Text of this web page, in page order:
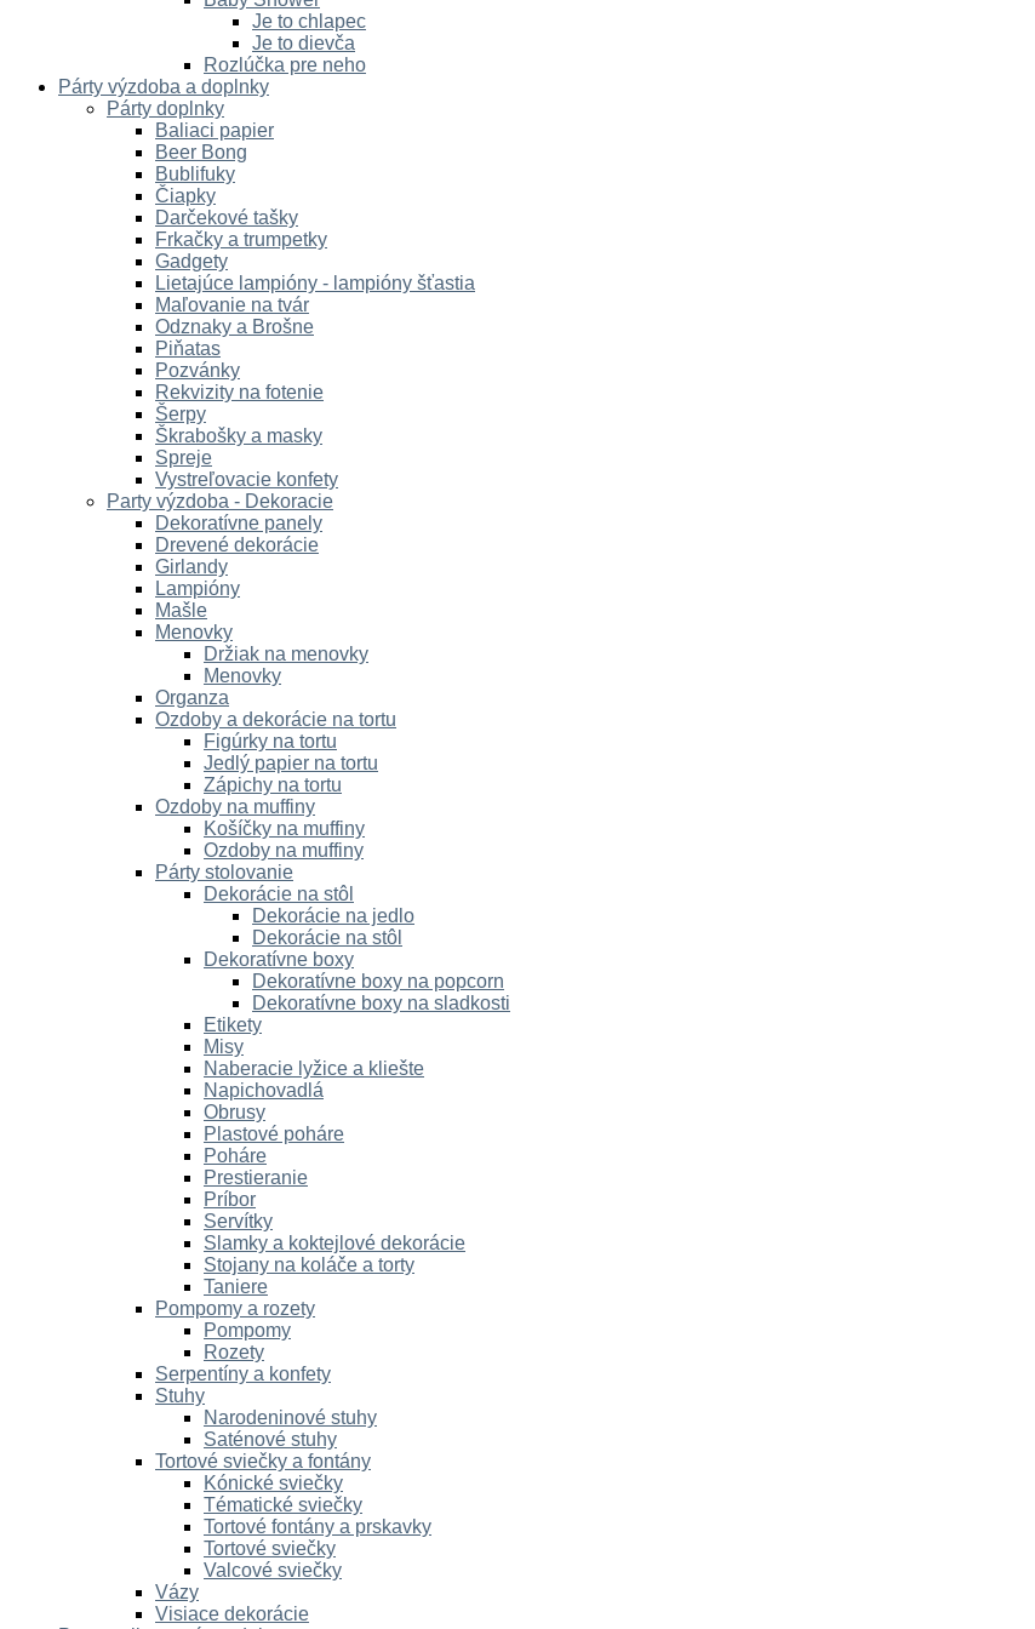
Je to chlapec
Je to dievča
Rozlúčka pre neho
Párty výzdoba a doplnky
Párty doplnky
Baliaci papier
Beer Bong
Bublifuky
Čiapky
Darčekové tašky
Frkačky a trumpetky
Gadgety
Lietajúce lampióny - lampióny šťastia
Maľovanie na tvár
Odznaky a Brošne
Piňatas
Pozvánky
Rekvizity na fotenie
Šerpy
Škrabošky a masky
Spreje
Vystreľovacie konfety
Party výzdoba - Dekoracie
Dekoratívne panely
Drevené dekorácie
Girlandy
Lampióny
Mašle
Menovky
Držiak na menovky
Menovky
Organza
Ozdoby a dekorácie na tortu
Figúrky na tortu
Jedlý papier na tortu
Zápichy na tortu
Ozdoby na muffiny
Košíčky na muffiny
Ozdoby na muffiny
Párty stolovanie
Dekorácie na stôl
Dekorácie na jedlo
Dekorácie na stôl
Dekoratívne boxy
Dekoratívne boxy na popcorn
Dekoratívne boxy na sladkosti
Etikety
Misy
Naberacie lyžice a kliešte
Napichovadlá
Obrusy
Plastové poháre
Poháre
Prestieranie
Príbor
Servítky
Slamky a koktejlové dekorácie
Stojany na koláče a torty
Taniere
Pompomy a rozety
Pompomy
Rozety
Serpentíny a konfety
Stuhy
Narodeninové stuhy
Saténové stuhy
Tortové sviečky a fontány
Kónické sviečky
Tématické sviečky
Tortové fontány a prskavky
Tortové sviečky
Valcové sviečky
Vázy
Visiace dekorácie